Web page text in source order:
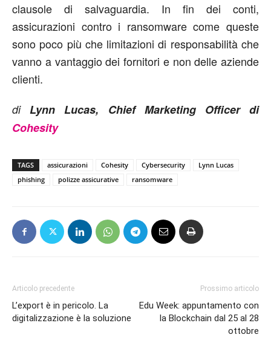
clausole di salvaguardia. In fin dei conti,
assicurazioni contro i ransomware come queste
sono poco più che limitazioni di responsabilità che
vanno a vantaggio dei fornitori e non delle aziende
clienti.
diLynn Lucas, Chief Marketing Officer di
Cohesity
TAGS assicurazioni Cohesity Cybersecurity
Lynn Lucas
phishing
polizze assicurative ransomware
Articolo precedente
L’export è in pericolo. La
digitalizzazione è la soluzione
Prossimo articolo
Edu Week: appuntamento con
la Blockchain dal 25 al 28
ottobre